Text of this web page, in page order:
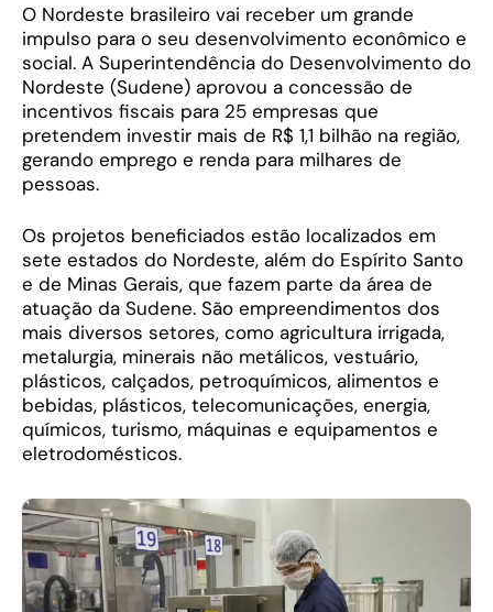
O Nordeste brasileiro vai receber um grande
impulso para o seu desenvolvimento econômico e
social. A Superintendência do Desenvolvimento do
Nordeste (Sudene) aprovou a concessão de
incentivos fiscais para 25 empresas que
pretendem investir mais de R$ 1,1 bilhão na região,
gerando emprego e renda para milhares de
pessoas.
Os projetos beneficiados estão localizados em
sete estados do Nordeste, além do Espírito Santo
e de Minas Gerais, que fazem parte da área de
atuação da Sudene. São empreendimentos dos
mais diversos setores, como agricultura irrigada,
metalurgia, minerais não metálicos, vestuário,
plásticos, calçados, petroquímicos, alimentos e
bebidas, plásticos, telecomunicações, energia,
químicos, turismo, máquinas e equipamentos e
eletrodomésticos.